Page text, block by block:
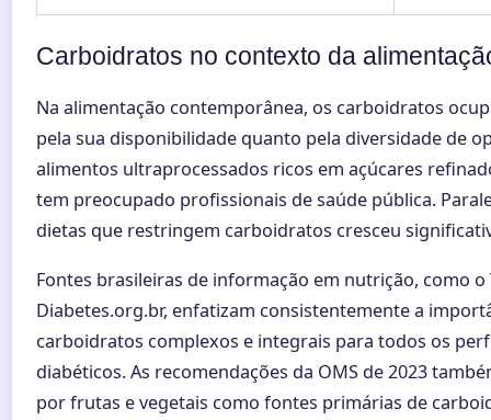
Carboidratos no contexto da
Na alimentação contemporânea, os carboidratos
pela sua disponibilidade quanto pela diversidade de
alimentos ultraprocessados ricos em açúcares
tem preocupado profissionais de saúde pública.
dietas que restringem carboidratos cresceu
Fontes brasileiras de informação em nutrição, como o
Diabetes.org.br, enfatizam consistentemente a
carboidratos complexos e integrais para todos os
diabéticos. As recomendações da OMS de 2023
por frutas e vegetais como fontes primárias de